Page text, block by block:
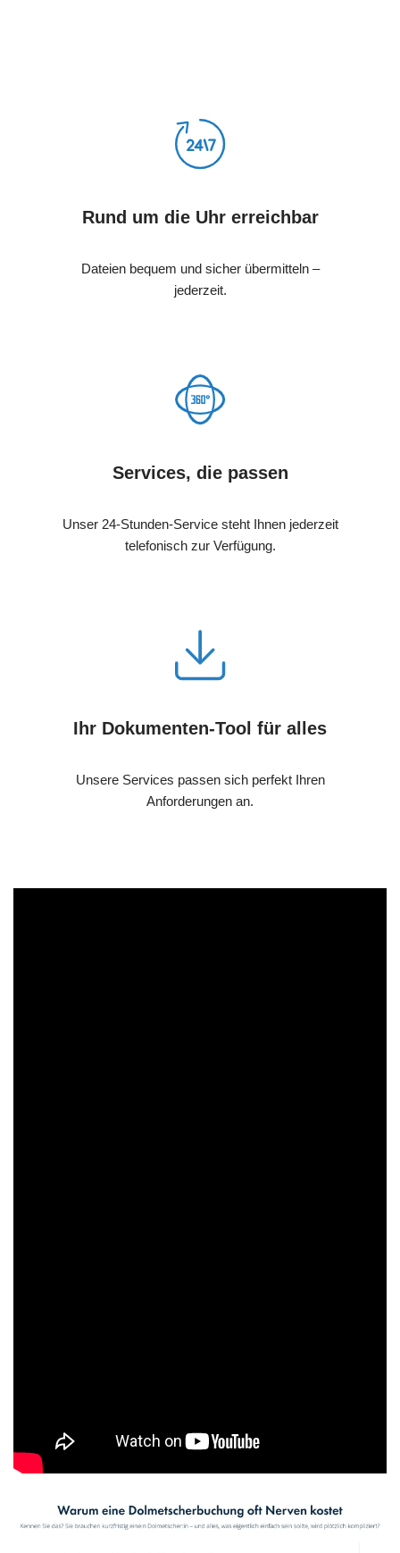
Rund um die Uhr erreichbar
Dateien bequem und sicher übermitteln –
jederzeit.
Services, die passen
Unser 24-Stunden-Service steht Ihnen jederzeit
telefonisch zur Verfügung.
Ihr Dokumenten-Tool für alles
Unsere Services passen sich perfekt Ihren
Anforderungen an.